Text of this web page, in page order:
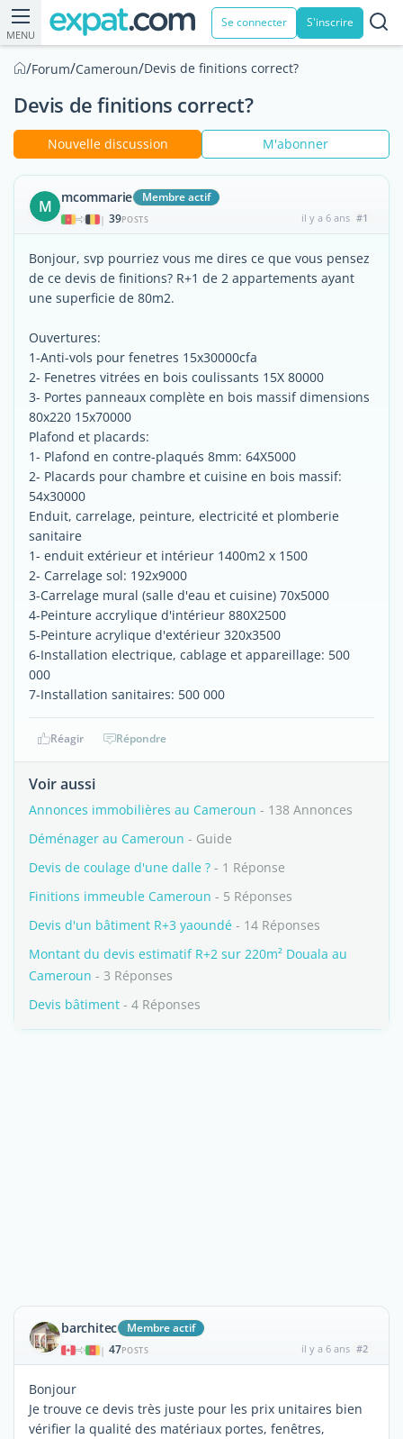
MENU
Se connecter S'inscrire
/Forum/Cameroun/Devis de finitions correct?
Devis de finitions correct?
Nouvelle discussion M'abonner
M mcommarie Membre actif
| 39POSTS il y a 6 ans #1
Bonjour, svp pourriez vous me dires ce que vous pensez
de ce devis de finitions? R+1 de 2 appartements ayant
une superficie de 80m2.
Ouvertures:
1-Anti-vols pour fenetres 15x30000cfa
2- Fenetres vitrées en bois coulissants 15X 80000
3- Portes panneaux complète en bois massif dimensions
80x220 15x70000
Plafond et placards:
1- Plafond en contre-plaqués 8mm: 64X5000
2- Placards pour chambre et cuisine en bois massif:
54x30000
Enduit, carrelage, peinture, electricité et plomberie
sanitaire
1- enduit extérieur et intérieur 1400m2 x 1500
2- Carrelage sol: 192x9000
3-Carrelage mural (salle d'eau et cuisine) 70x5000
4-Peinture accrylique d'intérieur 880X2500
5-Peinture acrylique d'extérieur 320x3500
6-Installation electrique, cablage et appareillage: 500
000
7-Installation sanitaires: 500 000
Réagir Répondre
Voir aussi
Annonces immobilières au Cameroun - 138 Annonces
Déménager au Cameroun - Guide
Devis de coulage d'une dalle ? - 1 Réponse
Finitions immeuble Cameroun - 5 Réponses
Devis d'un bâtiment R+3 yaoundé - 14 Réponses
Montant du devis estimatif R+2 sur 220m² Douala au
Cameroun - 3 Réponses
Devis bâtiment - 4 Réponses
barchitec Membre actif
| 47POSTS il y a 6 ans #2
Bonjour
Je trouve ce devis très juste pour les prix unitaires bien
vérifier la qualité des matériaux portes, fenêtres,